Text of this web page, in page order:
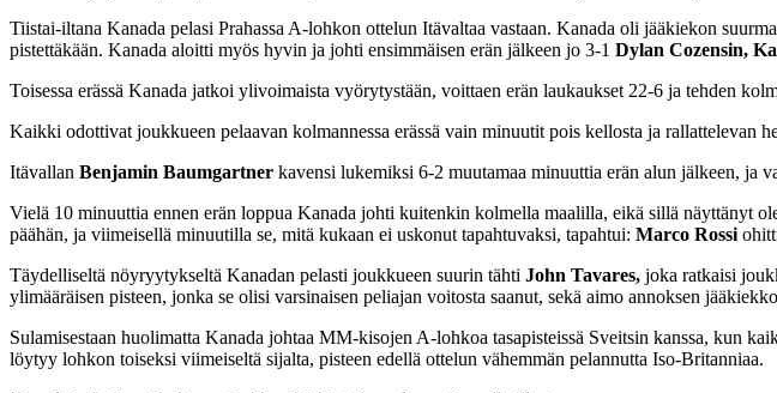
Tiistai-iltana Kanada pelasi Prahassa A-lohkon ottelun Itävaltaa vastaan. Kanada oli jääkiekon
pistettäkään. Kanada aloitti myös hyvin ja johti ensimmäisen erän jälkeen jo 3-1 Dylan Cozensin,
Toisessa erässä Kanada jatkoi ylivoimaista vyörytystään, voittaen erän laukaukset 22-6 ja tehden
Kaikki odottivat joukkueen pelaavan kolmannessa erässä vain minuutit pois kellosta ja rallattelevan
Itävallan Benjamin Baumgartner kavensi lukemiksi 6-2 muutamaa minuuttia erän alun jälkeen, ja
Vielä 10 minuuttia ennen erän loppua Kanada johti kuitenkin kolmella maalilla, eikä sillä näyttänyt
päähän, ja viimeisellä minuutilla se, mitä kukaan ei uskonut tapahtuvaksi, tapahtui: Marco Rossi
Täydelliseltä nöyryytykseltä Kanadan pelasti joukkueen suurin tähti John Tavares, joka ratkaisi
ylimääräisen pisteen, jonka se olisi varsinaisen peliajan voitosta saanut, sekä aimo annoksen
Sulamisestaan huolimatta Kanada johtaa MM-kisojen A-lohkoa tasapisteissä Sveitsin kanssa, kun
löytyy lohkon toiseksi viimeiseltä sijalta, pisteen edellä ottelun vähemmän pelannutta Iso-Britanniaa.